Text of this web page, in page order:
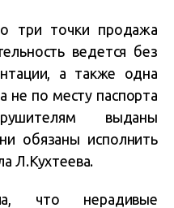
три точки продажа
ведется без
а также одна
не по месту паспорта
выданы
обязаны исполнить
Л.Кухтеева.
что нерадивые